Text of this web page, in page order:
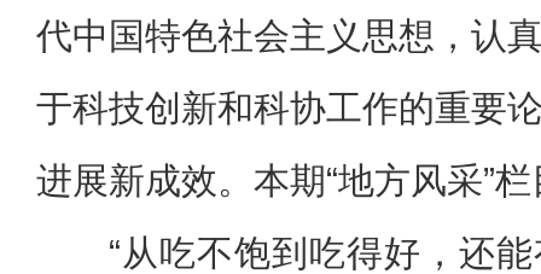
代中国特色社会主义思想，认
于科技创新和科协工作的重要
进展新成效。本期“地方风采”
“从吃不饱到吃得好，还